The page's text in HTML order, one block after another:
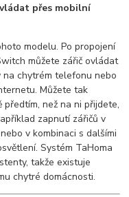
přes mobilní
modelu. Po propojení
můžete zářič ovládat
chytrém telefonu nebo
Můžete tak
než na ni přijdete,
zapnutí zářičů v
v kombinaci s dalšími
Systém TaHoma
takže existuje
chytré domácnosti.